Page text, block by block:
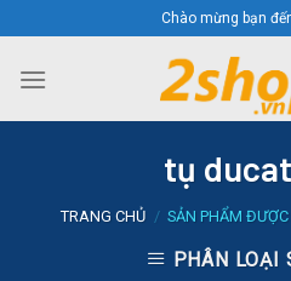
to
content
Chào mừng bạn
tụ
TRANG CHỦ / SẢN PHẨM ĐƯỢC
PHÂN LOẠI